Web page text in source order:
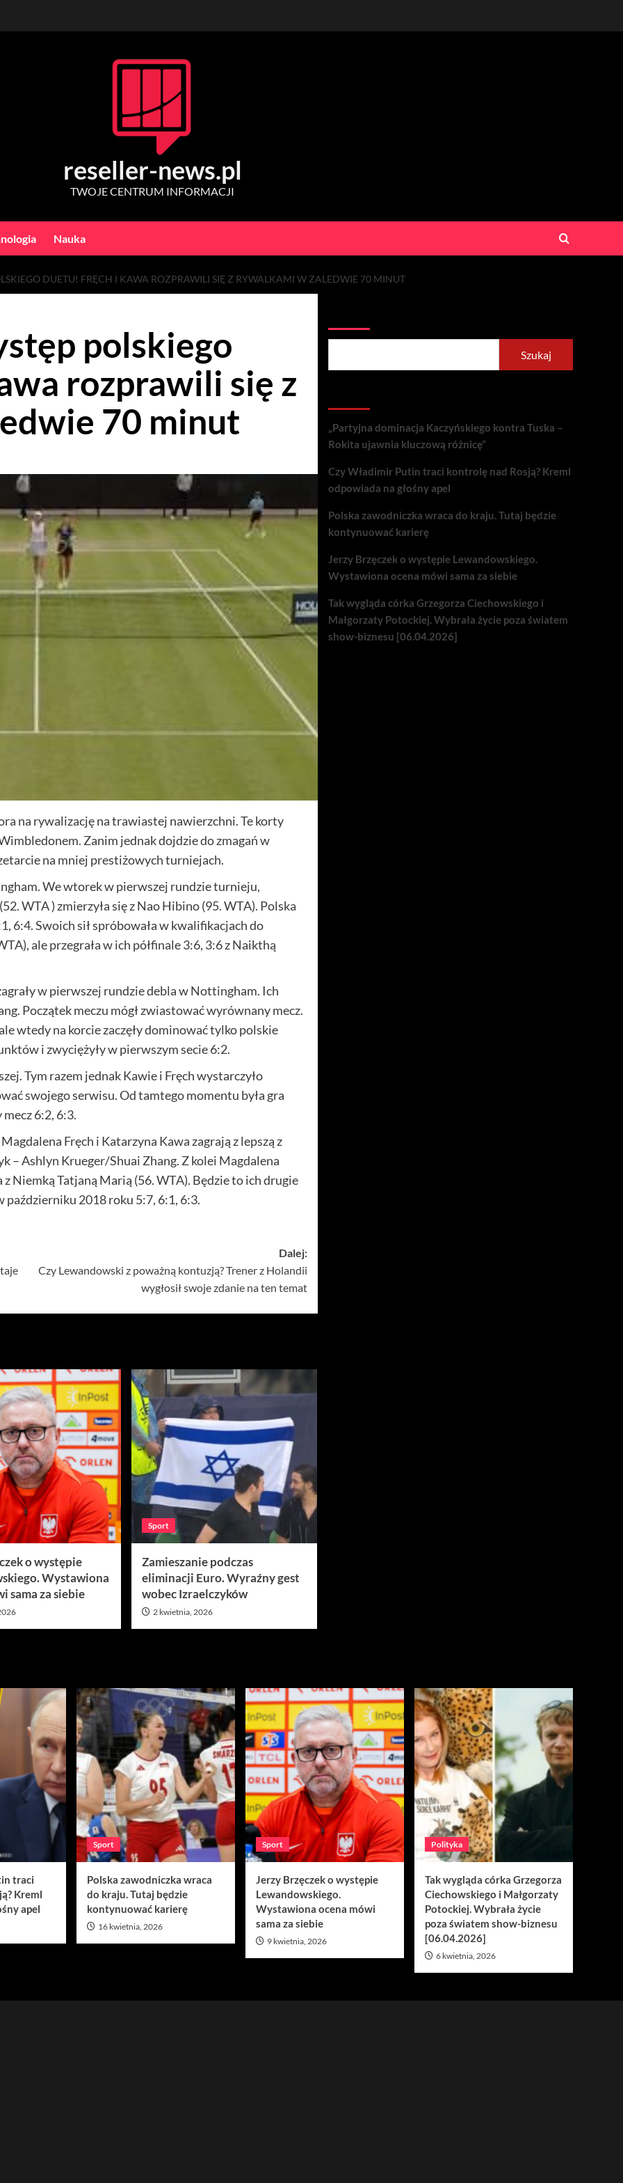
reseller-news.pl
TWOJE CENTRUM INFORMACJI
Nauka
DUETU! FRĘCH I KAWA ROZPRAWILI SIĘ Z RYWALKAMI W ZALEDWIE 70 MINUT
polskiego
rozprawili się z
70 minut
na rywalizację na trawiastej nawierzchni. Te korty
Zanim jednak dojdzie do zmagań w
na mniej prestiżowych turniejach.
We wtorek w pierwszej rundzie turnieju,
WTA ) zmierzyła się z Nao Hibino (95. WTA). Polska
6:4. Swoich sił spróbowała w kwalifikacjach do
ale przegrała w ich półfinale 3:6, 3:6 z Naikthą
w pierwszej rundzie debla w Nottingham. Ich
Początek meczu mógł zwiastować wyrównany mecz.
wtedy na korcie zaczęły dominować tylko polskie
i zwyciężyły w pierwszym secie 6:2.
Tym razem jednak Kawie i Fręch wystarczyło
swojego serwisu. Od tamtego momentu była gra
6:2, 6:3.
Fręch i Katarzyna Kawa zagrają z lepszą z
Ashlyn Krueger/Shuai Zhang. Z kolei Magdalena
Niemką Tatjaną Marią (56. WTA). Będzie to ich drugie
październiku 2018 roku 5:7, 6:1, 6:3.
Dalej:
Czy Lewandowski z poważną kontuzją? Trener z Holandii
wygłosił swoje zdanie na ten temat
o występie
Wystawiona
sama za siebie
Sport
Zamieszanie podczas
eliminacji Euro. Wyraźny gest
wobec Izraelczyków
2 kwietnia, 2026
Szukaj
„Partyjna dominacja Kaczyńskiego kontra Tuska –
Rokita ujawnia kluczową różnicę”
Czy Władimir Putin traci kontrolę nad Rosją? Kreml
odpowiada na głośny apel
Polska zawodniczka wraca do kraju. Tutaj będzie
kontynuować karierę
Jerzy Brzęczek o występie Lewandowskiego.
Wystawiona ocena mówi sama za siebie
Tak wygląda córka Grzegorza Ciechowskiego i
Małgorzaty Potockiej. Wybrała życie poza światem
show-biznesu [06.04.2026]
traci
Kreml
apel
Sport
Polska zawodniczka wraca
do kraju. Tutaj będzie
kontynuować karierę
16 kwietnia, 2026
Sport
Jerzy Brzęczek o występie
Lewandowskiego.
Wystawiona ocena mówi
sama za siebie
9 kwietnia, 2026
Polityka
Tak wygląda córka Grzegorza
Ciechowskiego i Małgorzaty
Potockiej. Wybrała życie
poza światem show-biznesu
[06.04.2026]
6 kwietnia, 2026